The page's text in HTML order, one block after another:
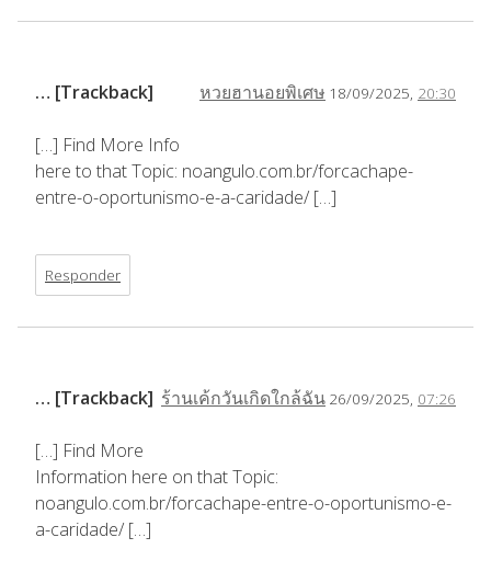
หวยฮานอยพิเศษ 18/09/2025, 20:30
… [Trackback]
[…] Find More Info
here to that Topic: noangulo.com.br/forcachape-
entre-o-oportunismo-e-a-caridade/ […]
Responder
ร้านเค้กวันเกิดใกล้ฉัน 26/09/2025, 07:26
… [Trackback]
[…] Find More
Information here on that Topic:
noangulo.com.br/forcachape-entre-o-oportunismo-e-
a-caridade/ […]